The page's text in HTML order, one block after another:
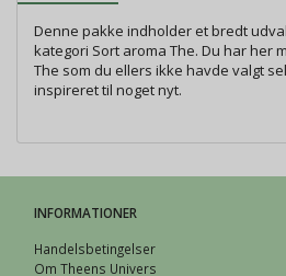
Denne pakke indholder et bredt
kategori Sort aroma The. Du har her
The som du ellers ikke havde valgt
inspireret til noget nyt.
INFORMATIONER
Handelsbetingelser
Om Theens Univers